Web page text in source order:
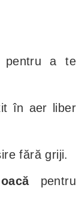
pentru a te
în aer liber
fără griji.
pentru